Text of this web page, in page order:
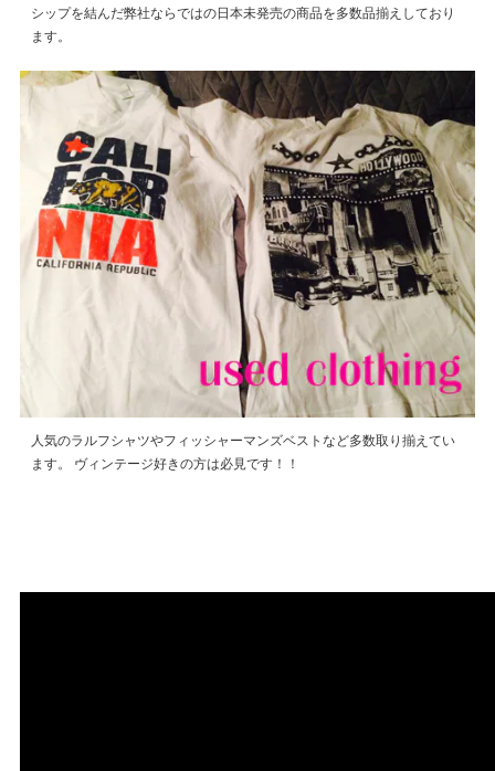
シップを結んだ弊社ならではの日本未発売の商品を多数品揃えしており
ます。
人気のラルフシャツやフィッシャーマンズベストなど多数取り揃えてい
ます。 ヴィンテージ好きの方は必見です！！